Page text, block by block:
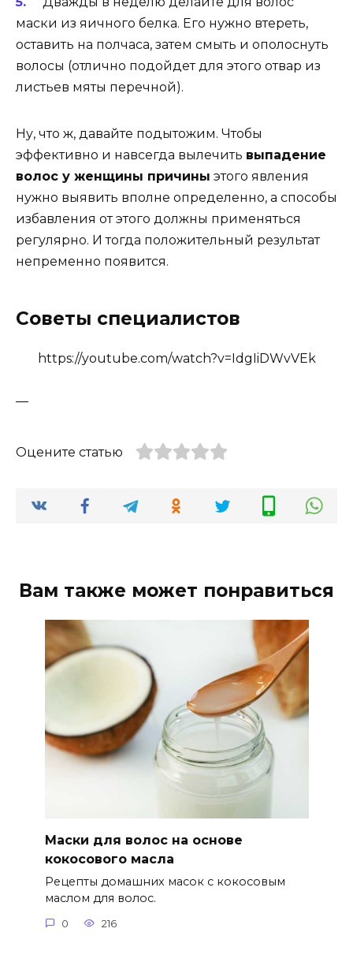
маски из яичного белка. Его нужно втереть,
оставить на полчаса, затем смыть и ополоснуть
волосы (отлично подойдет для этого отвар из
листьев мяты перечной).
Ну, что ж, давайте подытожим. Чтобы
эффективно и навсегда вылечить выпадение
волос у женщины причины этого явления
нужно выявить вполне определенно, а способы
избавления от этого должны применяться
регулярно. И тогда положительный результат
непременно появится.
Советы специалистов
https://youtube.com/watch?v=IdgIiDWvVEk
—
Оцените статью
Вам также может понравиться
Маски для волос на основе
кокосового масла
Рецепты домашних масок с кокосовым
маслом для волос.
0 216